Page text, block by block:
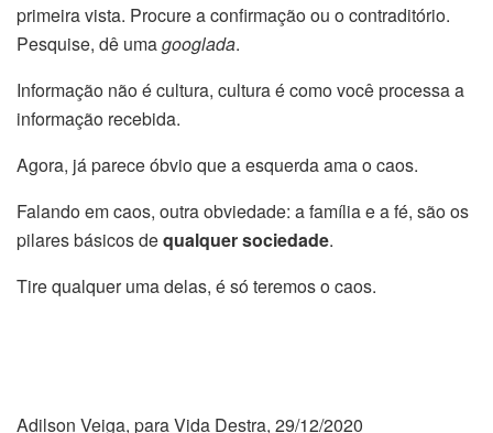
primeira vista. Procure a confirmação ou o contraditório.
Pesquise, dê umagooglada.
Informação não é cultura, cultura é como você processa a
informação recebida.
Agora, já parece óbvio que a esquerda ama o caos.
Falando em caos, outra obviedade: a família e a fé, são os
pilares básicos dequalquer sociedade.
Tire qualquer uma delas, é só teremos o caos.
Adilson Veiga, para Vida Destra, 29/12/2020